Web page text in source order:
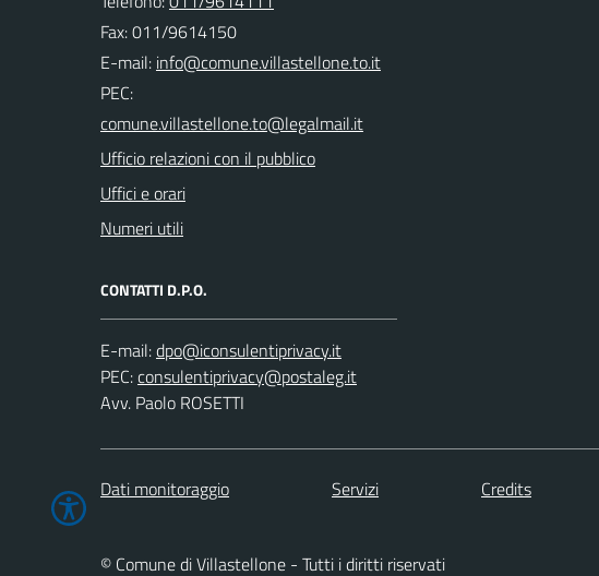
Fax: 011/9614150
E-mail:
PEC:
Ufficio relazioni con il pubblico
Uffici e orari
Numeri utili
CONTATTI D.P.O.
E-mail:
PEC:
Avv. Paolo ROSETTI
Dati monitoraggio Servizi Credits
© Comune di Villastellone - Tutti i diritti riservati